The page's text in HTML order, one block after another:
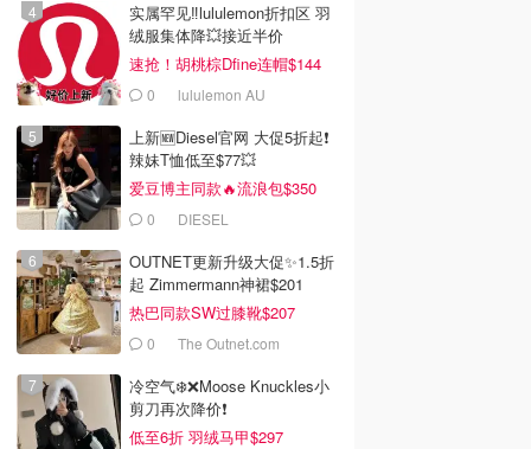
实属罕见‼️lululemon折扣区 羽
绒服集体降💥接近半价
速抢！胡桃棕Dfine连帽$144
0 lululemon AU
上新🆕Diesel官网 大促5折起❗️
辣妹T恤低至$77💥
爱豆博主同款🔥流浪包$350
0 DIESEL
OUTNET更新升级大促✨1.5折
起 Zimmermann神裙$201
热巴同款SW过膝靴$207
0 The Outnet.com
冷空气❄️❌️Moose Knuckles小
剪刀再次降价❗️
低至6折 羽绒马甲$297